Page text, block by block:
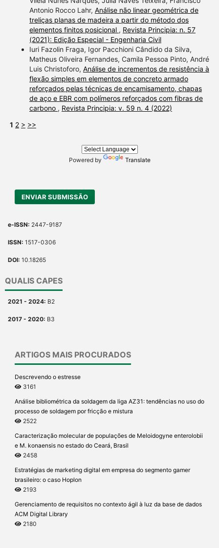
Antonio Rocco Lahr, Análise não linear geométrica de
treliças planas de madeira a partir do método dos
elementos finitos posicional , Revista Principia: n. 57
(2021): Edição Especial - Engenharia Civil
Iuri Fazolin Fraga, Igor Pacchioni Cândido da Silva,
Matheus Oliveira Fernandes, Camila Pessoa Pinto, André
Luis Christoforo, Análise de incrementos de resistência à
flexão simples em elementos de concreto armado
reforçados pelas técnicas de encamisamento, chapas
de aço e EBR com polímeros reforçados com fibras de
carbono , Revista Principia: v. 59 n. 4 (2022)
1 2 > >>
Powered by Translate
ENVIAR SUBMISSÃO
e-ISSN: 2447-9187
ISSN: 1517-0306
DOI: 10.18265
QUALIS CAPES
2021 - 2024: B2
2017 - 2020: B3
ARTIGOS MAIS PROCURADOS
Descrevendo o estresse
3161
Análise bibliométrica da soldagem da liga AZ31: tendências no uso do
processo de soldagem por fricção e mistura
2522
Caracterização molecular de populações de Meloidogyne enterolobii
e M. konaensis no estado do Ceará, Brasil
2458
Estratégias de marketing digital em empresa do segmento gamer
brasileiro: o caso Hoplon
2193
Gerenciamento de requisitos no contexto ágil à luz da base de dados
ACM Digital Library
2180